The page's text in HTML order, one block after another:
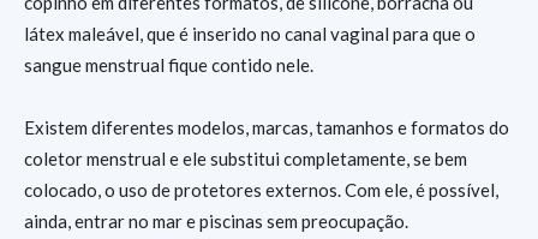
látex maleável, que é inserido no canal vaginal para que o
sangue menstrual fique contido nele.
Existem diferentes modelos, marcas, tamanhos e formatos do
coletor menstrual e ele substitui completamente, se bem
colocado, o uso de protetores externos. Com ele, é possível,
ainda, entrar no mar e piscinas sem preocupação.